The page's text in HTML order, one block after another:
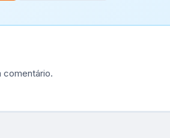
comentário.